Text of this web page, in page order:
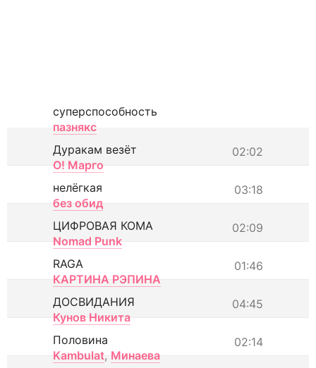
суперспособность
пазнякс
02:02
Дуракам везёт
О! Марго
03:18
нелёгкая
без обид
02:09
ЦИФРОВАЯ КОМА
Nomad Punk
01:46
RAGA
КАРТИНА РЭПИНА
04:45
ДОСВИДАНИЯ
Кунов Никита
02:14
Половина
Kambulat, Минаева